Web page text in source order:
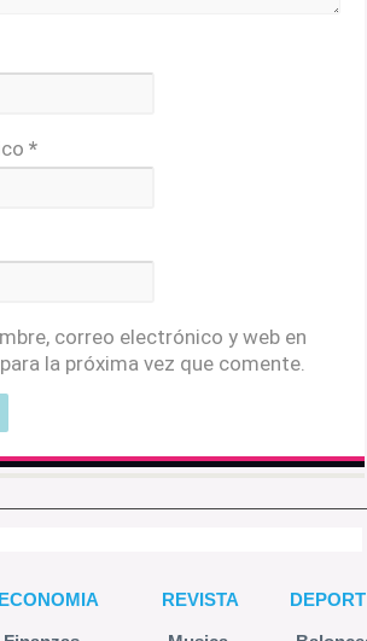
*
correo electrónico y web en
la próxima vez que comente.
ECONOMIA REVISTA